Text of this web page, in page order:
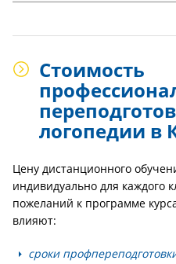
Стоимость
логопедии в
Цену дистанционного
индивидуально для каждого
пожеланий к программе
влияют:
сроки